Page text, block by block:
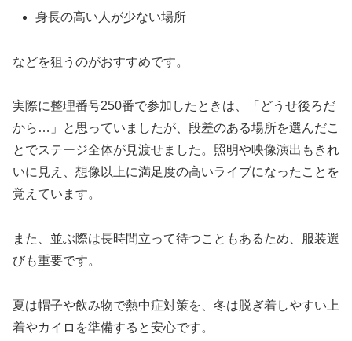
身長の高い人が少ない場所
などを狙うのがおすすめです。
実際に整理番号250番で参加したときは、「どうせ後ろだ
から…」と思っていましたが、段差のある場所を選んだこ
とでステージ全体が見渡せました。照明や映像演出もきれ
いに見え、想像以上に満足度の高いライブになったことを
覚えています。
また、並ぶ際は長時間立って待つこともあるため、服装選
びも重要です。
夏は帽子や飲み物で熱中症対策を、冬は脱ぎ着しやすい上
着やカイロを準備すると安心です。